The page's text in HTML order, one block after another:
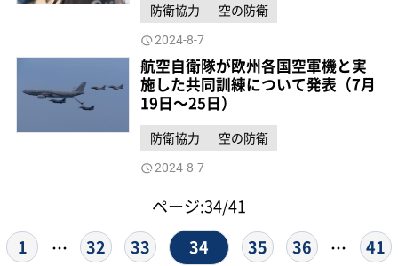
防衛協力 空の防衛
2024-8-7
航空自衛隊が欧州各国空軍機と実
施した共同訓練について発表（7月
19日～25日）
防衛協力 空の防衛
2024-8-7
ページ:34/41
1
… 32 33 34 35 36 … 41